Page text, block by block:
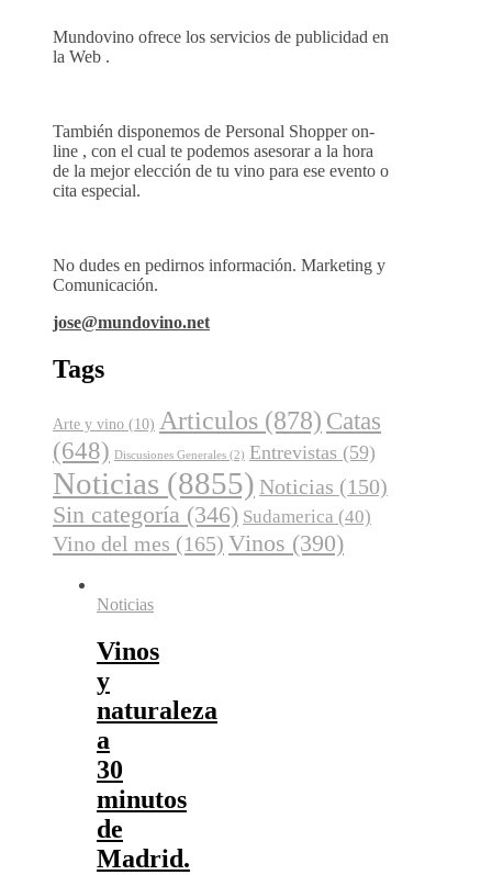
Mundovino ofrece los servicios de publicidad en
la Web .
También disponemos de Personal Shopper on-
line , con el cual te podemos asesorar a la hora
de la mejor elección de tu vino para ese evento o
cita especial.
No dudes en pedirnos información. Marketing y
Comunicación.
jose@mundovino.net
Tags
Arte y vino (10) Articulos (878) Catas
(648) Discusiones Generales (2) Entrevistas (59)
Noticias (8855) Noticias (150)
Sin categoría (346) Sudamerica (40)
Vino del mes (165) Vinos (390)
Noticias
Vinos
y
naturaleza
a
30
minutos
de
Madrid.